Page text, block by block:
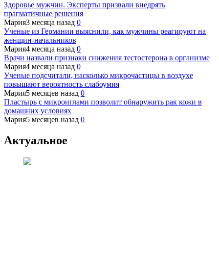
Здоровье мужчин. Эксперты призвали внедрять
прагматичные решения
Мария3 месяца назад 0
Ученые из Германии выяснили, как мужчины реагируют на
женщин-начальников
Мария4 месяца назад 0
Врачи назвали признаки снижения тестостерона в организме
Мария4 месяца назад 0
Ученые подсчитали, насколько микрочастицы в воздухе
повышают вероятность слабоумия
Мария5 месяцев назад 0
Пластырь с микроиглами позволит обнаружить рак кожи в
домашних условиях
Мария5 месяцев назад 0
Актуальное